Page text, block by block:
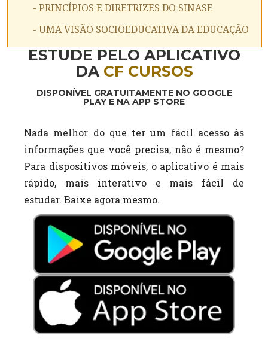
- PRINCÍPIOS E DIRETRIZES DO SINASE
- UMA VISÃO SOCIOEDUCATIVA DA EDUCAÇÃO
ESTUDE PELO APLICATIVO
DA CF CURSOS
DISPONÍVEL GRATUITAMENTE NO GOOGLE
PLAY E NA APP STORE
Nada melhor do que ter um fácil acesso às
informações que você precisa, não é mesmo?
Para dispositivos móveis, o aplicativo é mais
rápido, mais interativo e mais fácil de
estudar. Baixe agora mesmo.